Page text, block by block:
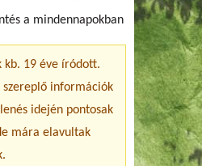
a mindennapokban
üzenet
kb. 19 éve íródott.
szereplő információk
idején pontosak
mára elavultak